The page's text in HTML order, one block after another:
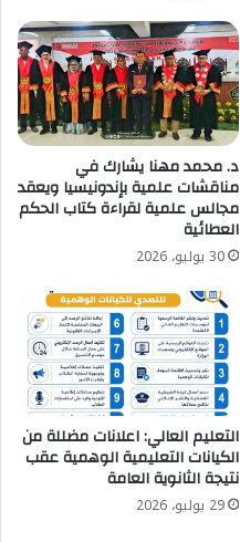
د. محمد مهنا يشارك في
مناقشات علمية بإندونيسيا ويعقد
مجالس علمية لقراءة كتاب الحكم
العطائية
30 يوليو، 2026
التعليم العالي: اعلانات مضللة من
الكيانات التعليمية الوهمية عقب
نتيجة الثانوية العامة
29 يوليو، 2026